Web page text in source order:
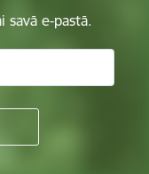
savā e-pastā.